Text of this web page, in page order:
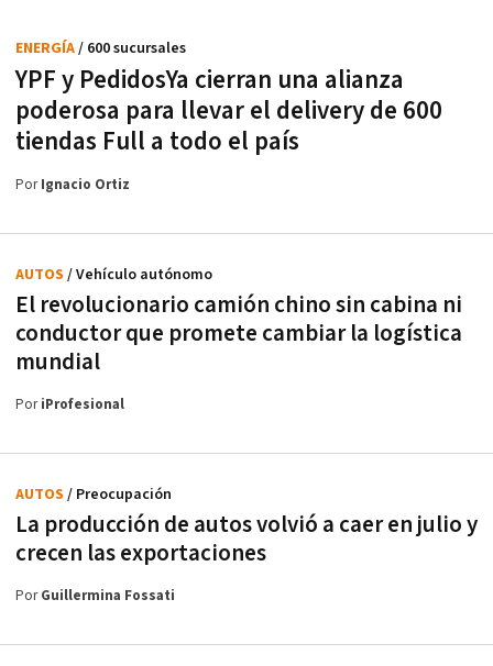
YPF y PedidosYa cierran una alianza
poderosa para llevar el delivery de 600
tiendas Full a todo el país
ENERGÍA/ 600 sucursales
PorIgnacio Ortiz
El revolucionario camión chino sin cabina ni
conductor que promete cambiar la logística
mundial
AUTOS / Vehículo autónomo
PoriProfesional
La producción de autos volvió a caer en julio y
crecen las exportaciones
AUTOS / Preocupación
PorGuillermina Fossati